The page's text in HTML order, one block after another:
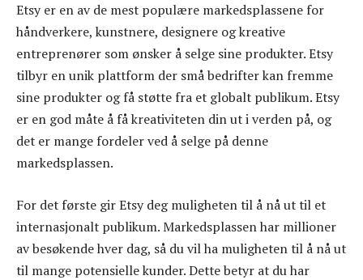
Etsy er en av de mest populære markedsplassene for
håndverkere, kunstnere, designere og kreative
entreprenører som ønsker å selge sine produkter. Etsy
tilbyr en unik plattform der små bedrifter kan fremme
sine produkter og få støtte fra et globalt publikum. Etsy
er en god måte å få kreativiteten din ut i verden på, og
det er mange fordeler ved å selge på denne
markedsplassen.
For det første gir Etsy deg muligheten til å nå ut til et
internasjonalt publikum. Markedsplassen har millioner
av besøkende hver dag, så du vil ha muligheten til å nå ut
til mange potensielle kunder. Dette betyr at du har